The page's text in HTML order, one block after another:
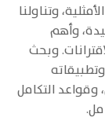
وتناولنا
وأهم
وبحث
وقواعد التكامل